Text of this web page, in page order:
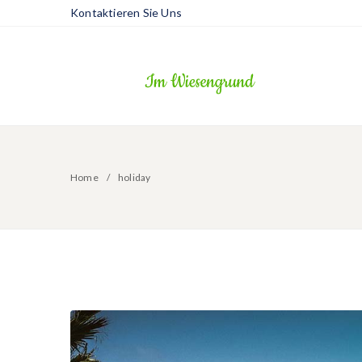
Kontaktieren Sie Uns
Home holiday